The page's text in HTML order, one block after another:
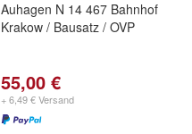
Auhagen N 14 467 Bahnhof
Krakow / Bausatz / OVP
55,00 €
+ 6,49 € Versand